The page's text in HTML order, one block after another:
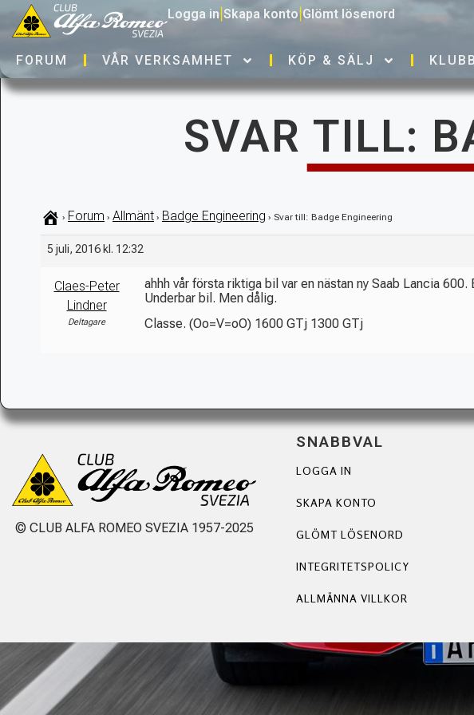
Logga in Skapa konto Glömt lösenord
FORUM VÅR VERKSAMHET KÖP & SÄLJ
SVAR TILL:
› Forum › Allmänt › Badge Engineering › Svar till: Badge Engineering
5 juli, 2016 kl. 12:32
Claes-Peter
Lindner
Deltagare
ahhh vår första riktiga bil var en nästan ny Saab Lancia
Underbar bil. Men dålig.
Classe. (Oo=V=oO) 1600 GTj 1300 GTj
© CLUB ALFA ROMEO SVEZIA 1957-2025
SNABBVAL
LOGGA IN
SKAPA KONTO
GLÖMT LÖSENORD
INTEGRITETSPOLICY
ALLMÄNNA VILLKOR